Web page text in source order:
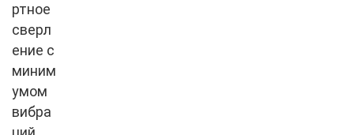
ртное
сверл
ение с
миним
умом
вибра